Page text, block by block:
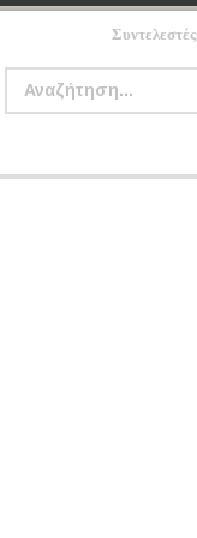
Συντελεστές